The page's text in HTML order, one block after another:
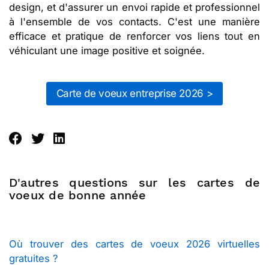
design, et d'assurer un envoi rapide et professionnel
à l'ensemble de vos contacts. C'est une manière
efficace et pratique de renforcer vos liens tout en
véhiculant une image positive et soignée.
Carte de voeux entreprise 2026 >
D'autres questions sur les cartes de
voeux de bonne année
Où trouver des cartes de voeux 2026 virtuelles
gratuites ?